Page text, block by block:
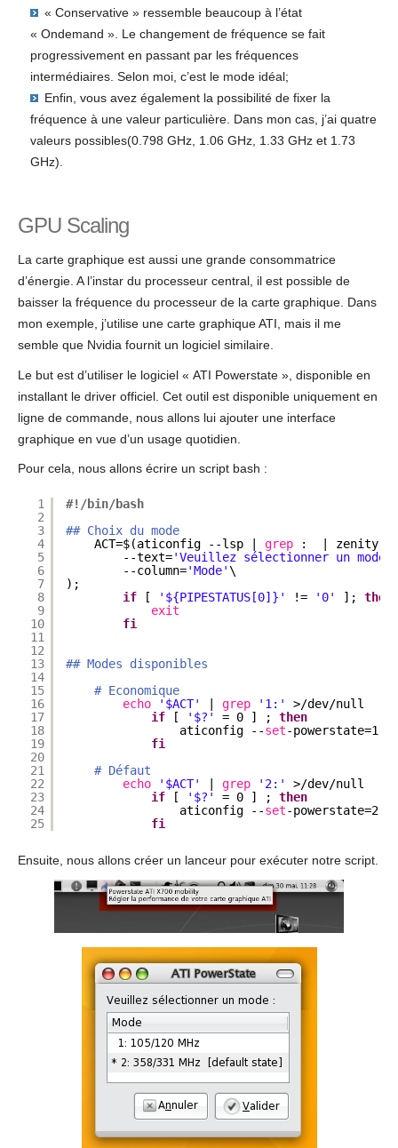
« Conservative » ressemble beaucoup à l’état
« Ondemand ». Le changement de fréquence se fait
progressivement en passant par les fréquences
intermédiaires. Selon moi, c’est le mode idéal;
Enfin, vous avez également la possibilité de fixer la
fréquence à une valeur particulière. Dans mon cas, j’ai quatre
valeurs possibles(0.798 GHz, 1.06 GHz, 1.33 GHz et 1.73
GHz).
GPU Scaling
La carte graphique est aussi une grande consommatrice
d’énergie. A l’instar du processeur central, il est possible de
baisser la fréquence du processeur de la carte graphique. Dans
mon exemple, j’utilise une carte graphique ATI, mais il me
semble que Nvidia fournit un logiciel similaire.
Le but est d’utiliser le logiciel « ATI Powerstate », disponible en
installant le driver officiel. Cet outil est disponible uniquement en
ligne de commande, nous allons lui ajouter une interface
graphique en vue d’un usage quotidien.
Pour cela, nous allons écrire un script bash :
1
2
3
4
5
6
7
8
9
10
11
12
13
14
15
16
17
18
19
20
21
22
23
24
25
#!/bin/bash
## Choix du mode
ACT=$(aticonfig --lsp | grep
:  | zenity
--text='Veuillez sélectionner un mode
--column='Mode'\
);
if
[ '${PIPESTATUS[0]}' != '0' ]; then
exit
fi
## Modes disponibles
# Economique
echo
'$ACT' grep '1:' >/dev/null
if
[ '$?' = 0 ] ; then
aticonfig --set-powerstate=1
fi
# Défaut
echo
'$ACT' grep '2:' >/dev/null
if
[ '$?' = 0 ] ; then
aticonfig --set-powerstate=2
fi
Ensuite, nous allons créer un lanceur pour exécuter notre script.